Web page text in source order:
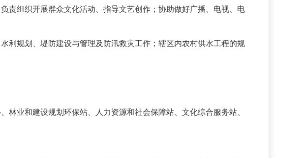
责组织开展群众文化活动、指导文艺创作；协助做好广播、电视、电
利规划、堤防建设与管理及防汛救灾工作；辖区内农村供水工程的规
业和建设规划环保站、人力资源和社会保障站、文化综合服务站、